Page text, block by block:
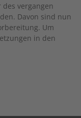
vergangen
Davon sind nun
Um
in den